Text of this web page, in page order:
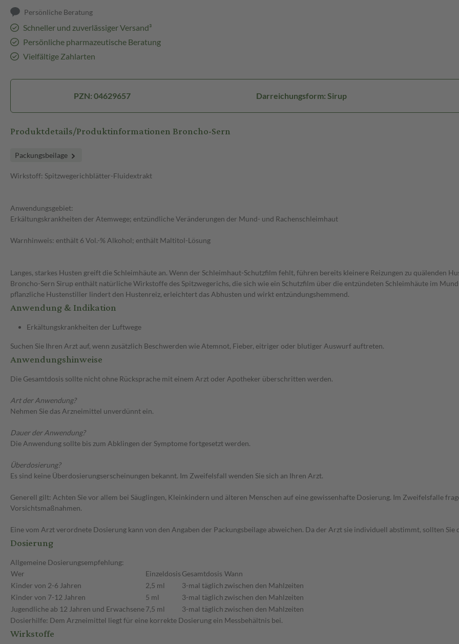
Persönliche Beratung
Schneller und zuverlässiger Versand³
Persönliche pharmazeutische Beratung
Vielfältige Zahlarten
PZN: 04629657 Darreichungsform: Sirup
Produktdetails/Produktinformationen Broncho-Sern
Packungsbeilage
Wirkstoff: Spitzwegerichblätter-Fluidextrakt
Anwendungsgebiet:
Erkältungskrankheiten der Atemwege; entzündliche Veränderungen der Mund- und Rachenschleimhaut
Warnhinweis: enthält 6 Vol.-% Alkohol; enthält Maltitol-Lösung
Langes, starkes Husten greift die Schleimhäute an. Wenn der Schleimhaut-Schutzfilm fehlt, führen bereits kleinere Reizungen zu quälenden
Broncho-Sern Sirup enthält natürliche Wirkstoffe des Spitzwegerichs, die sich wie ein Schutzfilm über die entzündeten Schleimhäute im
pflanzliche Hustenstiller lindert den Hustenreiz, erleichtert das Abhusten und wirkt entzündungshemmend.
Anwendung & Indikation
Erkältungskrankheiten der Luftwege
Suchen Sie Ihren Arzt auf, wenn zusätzlich Beschwerden wie Atemnot, Fieber, eitriger oder blutiger Auswurf auftreten.
Anwendungshinweise
Die Gesamtdosis sollte nicht ohne Rücksprache mit einem Arzt oder Apotheker überschritten werden.
Art der Anwendung?
Nehmen Sie das Arzneimittel unverdünnt ein.
Dauer der Anwendung?
Die Anwendung sollte bis zum Abklingen der Symptome fortgesetzt werden.
Überdosierung?
Es sind keine Überdosierungserscheinungen bekannt. Im Zweifelsfall wenden Sie sich an Ihren Arzt.
Generell gilt: Achten Sie vor allem bei Säuglingen, Kleinkindern und älteren Menschen auf eine gewissenhafte Dosierung. Im Zweifelsfalle
Vorsichtsmaßnahmen.
Eine vom Arzt verordnete Dosierung kann von den Angaben der Packungsbeilage abweichen. Da der Arzt sie individuell abstimmt, sollten
Dosierung
Allgemeine Dosierungsempfehlung:
Wer
Einzeldosis Gesamtdosis Wann
Kinder von 2-6 Jahren
2,5 ml 3-mal täglich zwischen den Mahlzeiten
Kinder von 7-12 Jahren
5 ml 3-mal täglich zwischen den Mahlzeiten
Jugendliche ab 12 Jahren und Erwachsene7,5 ml 3-mal täglich zwischen den Mahlzeiten
Dosierhilfe: Dem Arzneimittel liegt für eine korrekte Dosierung ein Messbehältnis bei.
Wirkstoffe